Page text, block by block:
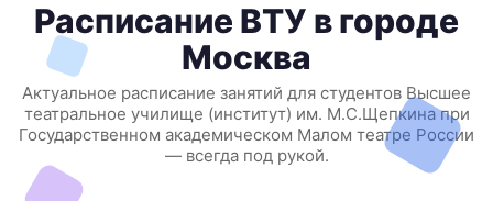
Расписание ВТУ в городе
Москва
Актуальное расписание занятий для студентов Высшее
театральное училище (институт) им. М.С.Щепкина при
Государственном академическом Малом театре России
— всегда под рукой.